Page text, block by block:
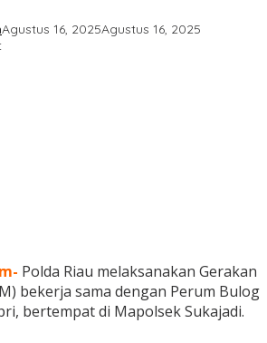
Agustus 16, 2025Agustus 16, 2025
Polda Riau melaksanakan Gerakan
bekerja sama dengan Perum Bulog
bertempat di Mapolsek Sukajadi.